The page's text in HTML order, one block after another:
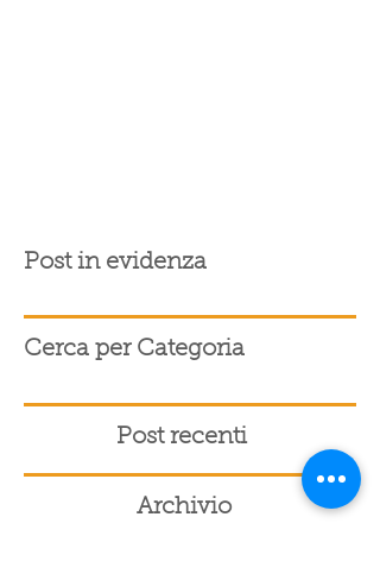
Post in evidenza
Cerca per Categoria
Post recenti
Archivio